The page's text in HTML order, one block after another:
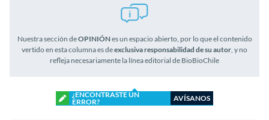
Nuestra sección deOPINIÓNes un espacio abierto, por lo que el contenido
vertido en esta columna es deexclusiva responsabilidad de su autor , y no
refleja necesariamente la línea editorial de BioBioChile
¿ENCONTRASTE UN
ERROR?
AVÍSANOS